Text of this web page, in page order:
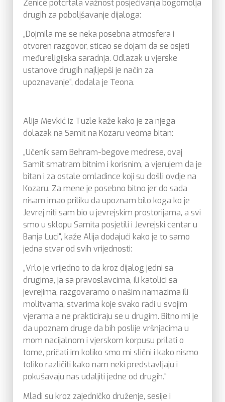
Zenice potcrtala važnost posjećivanja bogomolja
drugih za poboljšavanje dijaloga:
„Dojmila me se neka posebna atmosfera i
otvoren razgovor, sticao se dojam da se osjeti
međureligijska saradnja. Odlazak u vjerske
ustanove drugih najljepši je način za
upoznavanje“, dodala je Teona.
Alija Mevkić iz Tuzle kaže kako je za njega
dolazak na Samit na Kozaru veoma bitan:
„Učenik sam Behram-begove medrese, ovaj
Samit smatram bitnim i korisnim, a vjerujem da je
bitan i za ostale omladince koji su došli ovdje na
Kozaru. Za mene je posebno bitno jer do sada
nisam imao priliku da upoznam bilo koga ko je
Jevrej niti sam bio u jevrejskim prostorijama, a svi
smo u sklopu Samita posjetili i Jevrejski centar u
Banja Luci“, kaže Alija dodajući kako je to samo
jedna stvar od svih vrijednosti:
„Vrlo je vrijedno to da kroz dijalog jedni sa
drugima, ja sa pravoslavcima, ili katolici sa
jevrejima, razgovaramo o našim namazima ili
molitvama, stvarima koje svako radi u svojim
vjerama a ne prakticiraju se u drugim. Bitno mi je
da upoznam druge da bih poslije vršnjacima u
mom nacijalnom i vjerskom korpusu prilati o
tome, pričati im koliko smo mi slični i kako nismo
toliko različiti kako nam neki predstavljaju i
pokušavaju nas udaljiti jedne od drugih.“
Mladi su kroz zajedničko druženje, sesije i